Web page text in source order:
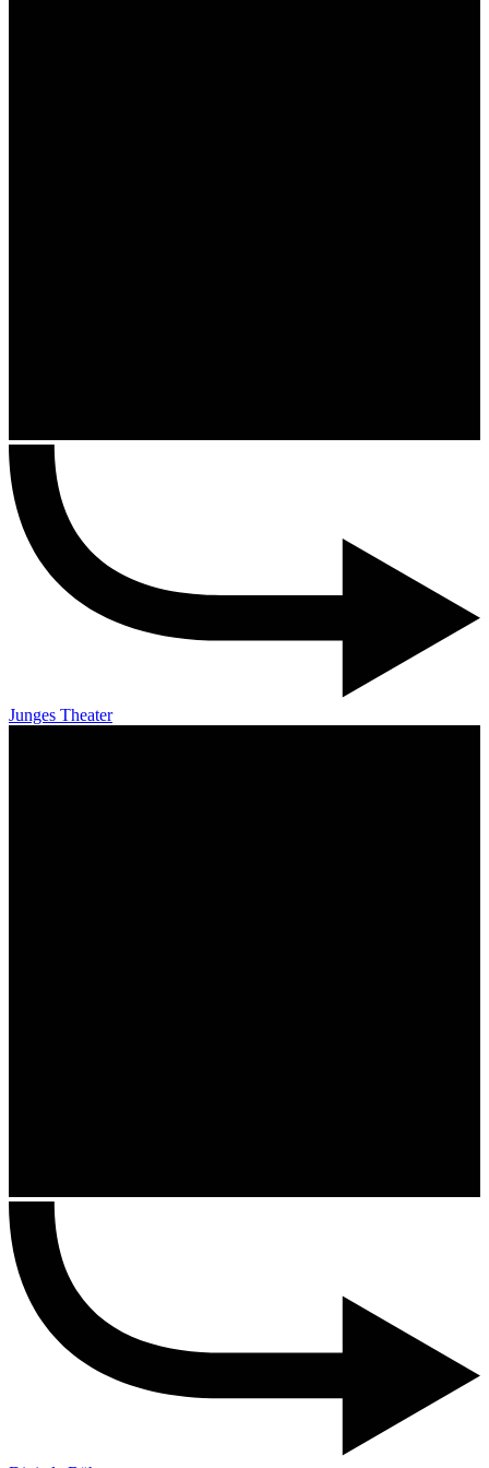
Junges Theater